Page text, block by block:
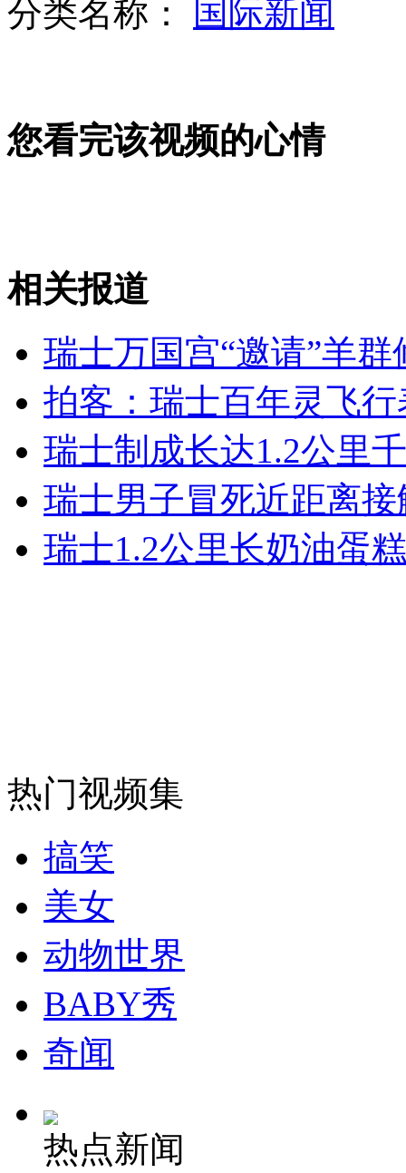
女孩北京地铁殴打老人 痛下狠手拳打脚踢
无痛分娩是否安全 医生回应
外交部：反对强权政治霸凌主义
外交部：有关国家言论片面不公正
消防员救轻生者 花炮节热闹非凡
纽约上演“枕头大战”
司机酒驾遇交警 急速倒车逃窜
分类名称：
国际新闻
您看完该视频的心情
相关报道
瑞士万国宫“邀请”羊群
拍客：瑞士百年灵飞
瑞士制成长达1.2公里
瑞士男子冒死近距离
瑞士1.2公里长奶油蛋
热门视频集
搞笑
美女
动物世界
BABY秀
奇闻
热点新闻